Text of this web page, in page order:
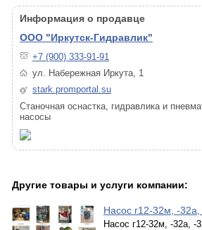
Информация о продавце
ООО "Иркутск-Гидравлик"
+7 (900) 333-91-91
ул. Набережная Иркута, 1
stark.promportal.su
Станочная оснастка, гидравлика и
насосы
Другие товары и услуги компании:
Насос г12-32м, -
Насос г12-32м, -32а,